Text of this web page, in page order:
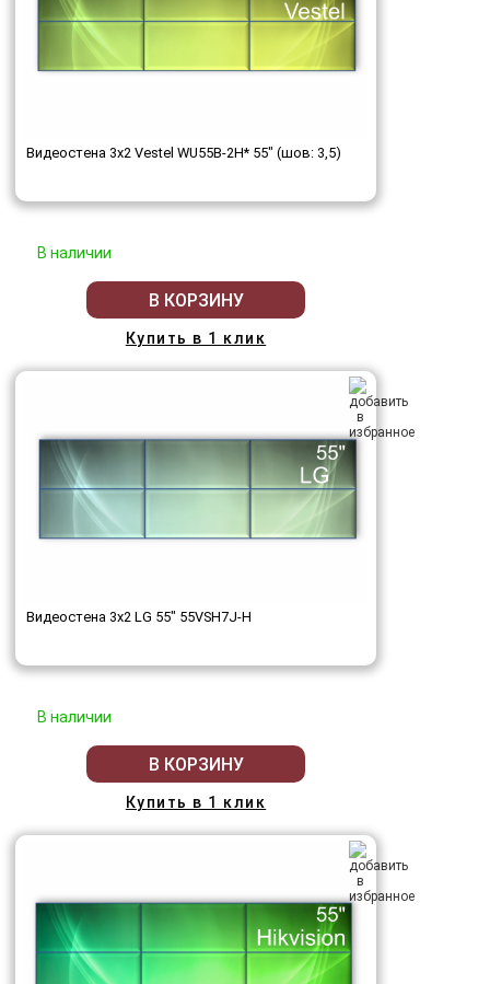
Видеостена 3x2 Vestel WU55B-2H* 55" (шов: 3,5)
В наличии
В КОРЗИНУ
Купить в 1 клик
Видеостена 3x2 LG 55" 55VSH7J-H
В наличии
В КОРЗИНУ
Купить в 1 клик